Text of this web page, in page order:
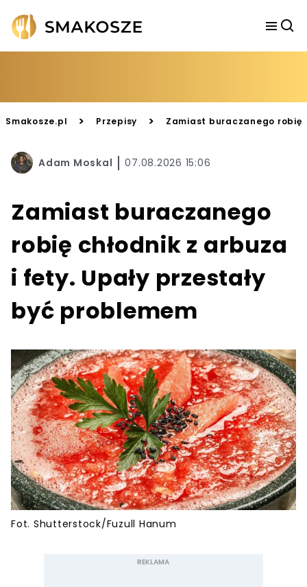
Smakosze.pl > Przepisy > Zamiast buraczanego robię
Adam Moskal 07.08.2026 15:06
Zamiast buraczanego
robię chłodnik z arbuza
i fety. Upały przestały
być problemem
Fot. Shutterstock/Fuzull Hanum